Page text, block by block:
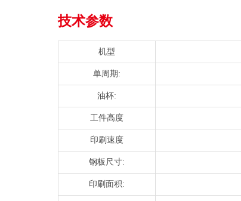
技术参数
机型
单周期:
油杯:
工件高度
印刷速度
钢板尺寸:
印刷面积: